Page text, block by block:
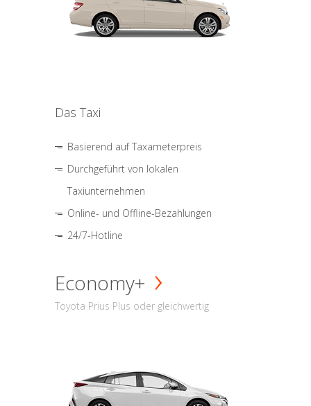
Das Taxi
Basierend auf Taxameterpreis
Durchgeführt von lokalen
Taxiunternehmen
Online- und Offline-Bezahlungen
24/7-Hotline
Economy+
Toyota Prius Plus oder gleichwertig